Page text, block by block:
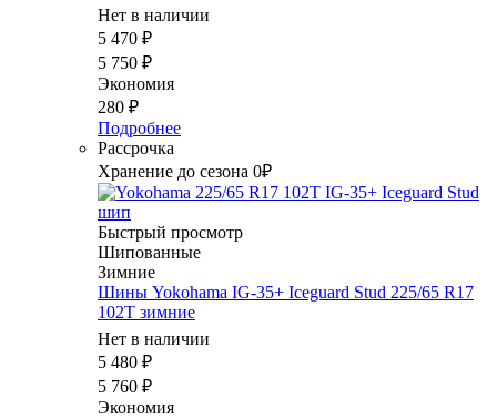
Нет в наличии
5 470 ₽
5 750 ₽
Экономия
280 ₽
Подробнее
Рассрочка
Хранение до сезона 0₽
Быстрый просмотр
Шипованные
Зимние
Шины Yokohama IG-35+ Iceguard Stud 225/65 R17
102T зимние
Нет в наличии
5 480 ₽
5 760 ₽
Экономия